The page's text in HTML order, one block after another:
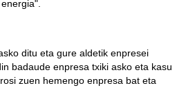
ditu eta gure aldetik enpresei
badaude enpresa txiki asko eta kasu
zuen hemengo enpresa bat eta